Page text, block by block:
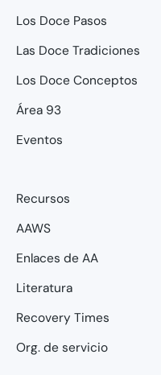
Los Doce Pasos
Las Doce Tradiciones
Los Doce Conceptos
Área 93
Eventos
Recursos
AAWS
Enlaces de AA
Literatura
Recovery Times
Org. de servicio